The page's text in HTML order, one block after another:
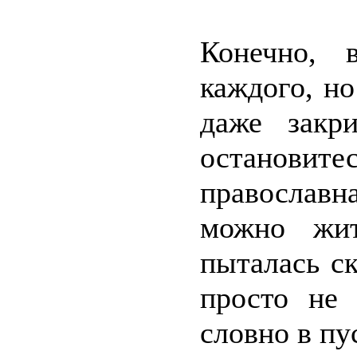
Конечно,
каждого,
даже
можно
пыталась
просто не
словно в